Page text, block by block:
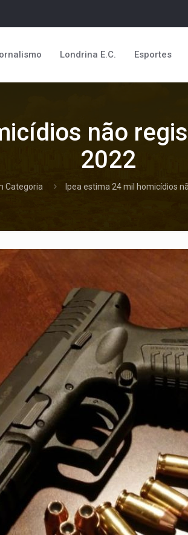
Londrina E.C. Esportes
não
2022
Categoria Ipea estima 24 mil homicídios